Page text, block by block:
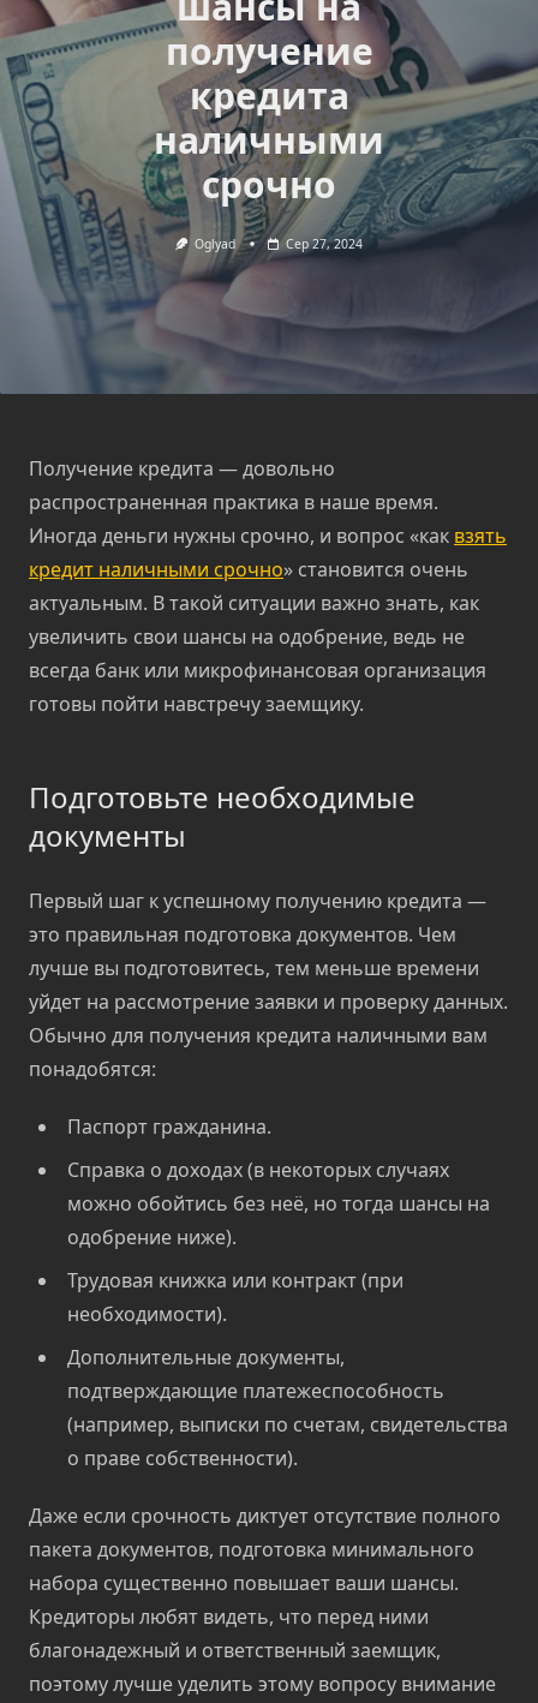
получение
кредита
наличными
срочно
Oglyad Сер 27, 2024
Получение кредита — довольно
распространенная практика в наше время.
Иногда деньги нужны срочно, и вопрос «как взять
кредит наличными срочно» становится очень
актуальным. В такой ситуации важно знать, как
увеличить свои шансы на одобрение, ведь не
всегда банк или микрофинансовая организация
готовы пойти навстречу заемщику.
Подготовьте необходимые
документы
Первый шаг к успешному получению кредита —
это правильная подготовка документов. Чем
лучше вы подготовитесь, тем меньше времени
уйдет на рассмотрение заявки и проверку данных.
Обычно для получения кредита наличными вам
понадобятся:
Паспорт гражданина.
Справка о доходах (в некоторых случаях
можно обойтись без неё, но тогда шансы на
одобрение ниже).
Трудовая книжка или контракт (при
необходимости).
Дополнительные документы,
подтверждающие платежеспособность
(например, выписки по счетам, свидетельства
о праве собственности).
Даже если срочность диктует отсутствие полного
пакета документов, подготовка минимального
набора существенно повышает ваши шансы.
Кредиторы любят видеть, что перед ними
благонадежный и ответственный заемщик,
поэтому лучше уделить этому вопросу внимание